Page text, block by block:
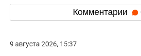
Комментарии
9 августа 2026, 15:37